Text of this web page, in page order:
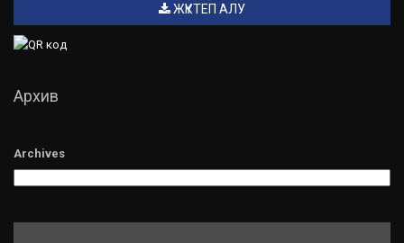
ЖҮКТЕП АЛУ
Архив
Archives